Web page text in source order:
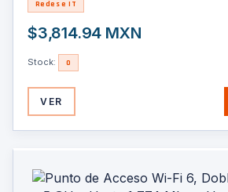
Redes e IT
$3,814.94 MXN
Stock: 0
VER